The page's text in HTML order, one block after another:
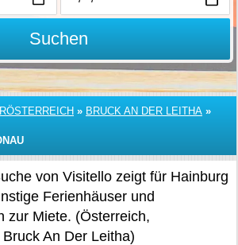
Suchen
» BRUCK AN DER LEITHA »
von Visitello zeigt für Hainburg
Ferienhäuser und
zur Miete. (Österreich,
An Der Leitha)